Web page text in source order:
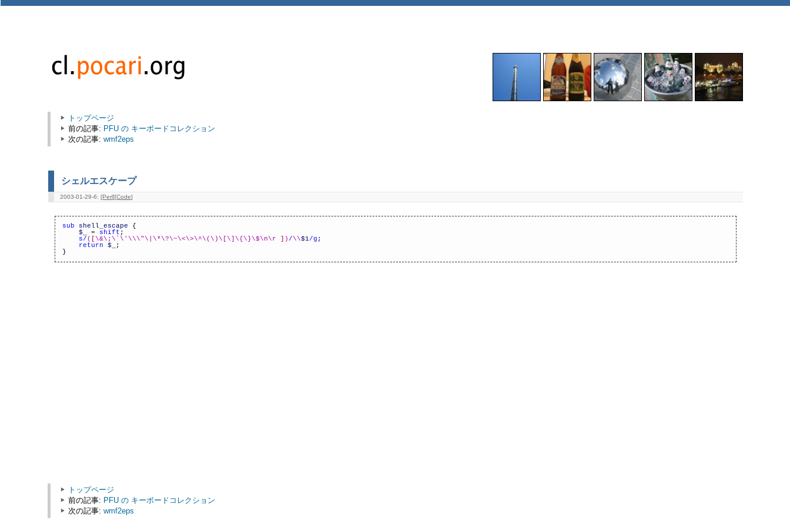
トップページ
前の記事: PFU の キーボードコレクション
次の記事: wmf2eps
シェルエスケープ
2003-01-29-6: [Perl][Code]
sub shell_escape
{
$_
= shift ;
s/( [\&\;\`\'\\\"\|\*\?\~\<\>\^\(\)\[\]\{\}\$\n\r ] )/\\$1/g ;
return
$_
;
}
トップページ
前の記事: PFU の キーボードコレクション
次の記事: wmf2eps